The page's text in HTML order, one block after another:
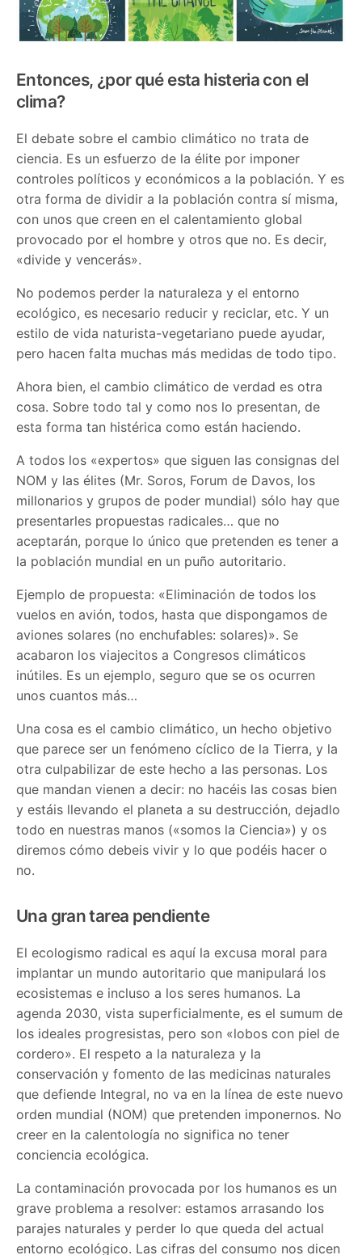
Entonces, ¿por qué esta histeria con el
clima?
El debate sobre el cambio climático no trata de
ciencia. Es un esfuerzo de la élite por imponer
controles políticos y económicos a la población. Y es
otra forma de dividir a la población contra sí misma,
con unos que creen en el calentamiento global
provocado por el hombre y otros que no. Es decir,
«divide y vencerás».
No podemos perder la naturaleza y el entorno
ecológico, es necesario reducir y reciclar, etc. Y un
estilo de vida naturista-vegetariano puede ayudar,
pero hacen falta muchas más medidas de todo tipo.
Ahora bien, el cambio climático de verdad es otra
cosa. Sobre todo tal y como nos lo presentan, de
esta forma tan histérica como están haciendo.
A todos los «expertos» que siguen las consignas del
NOM y las élites (Mr. Soros, Forum de Davos, los
millonarios y grupos de poder mundial) sólo hay que
presentarles propuestas radicales… que no
aceptarán, porque lo único que pretenden es tener a
la población mundial en un puño autoritario.
Ejemplo de propuesta: «Eliminación de todos los
vuelos en avión, todos, hasta que dispongamos de
aviones solares (no enchufables: solares)». Se
acabaron los viajecitos a Congresos climáticos
inútiles. Es un ejemplo, seguro que se os ocurren
unos cuantos más…
Una cosa es el cambio climático, un hecho objetivo
que parece ser un fenómeno cíclico de la Tierra, y la
otra culpabilizar de este hecho a las personas. Los
que mandan vienen a decir: no hacéis las cosas bien
y estáis llevando el planeta a su destrucción, dejadlo
todo en nuestras manos («somos la Ciencia») y os
diremos cómo debeis vivir y lo que podéis hacer o
no.
Una gran tarea pendiente
El ecologismo radical es aquí la excusa moral para
implantar un mundo autoritario que manipulará los
ecosistemas e incluso a los seres humanos. La
agenda 2030, vista superficialmente, es el sumum de
los ideales progresistas, pero son «lobos con piel de
cordero». El respeto a la naturaleza y la
conservación y fomento de las medicinas naturales
que defiende Integral, no va en la línea de este nuevo
orden mundial (NOM) que pretenden imponernos. No
creer en la calentología no significa no tener
conciencia ecológica.
La contaminación provocada por los humanos es un
grave problema a resolver: estamos arrasando los
parajes naturales y perder lo que queda del actual
entorno ecológico. Las cifras del consumo nos dicen